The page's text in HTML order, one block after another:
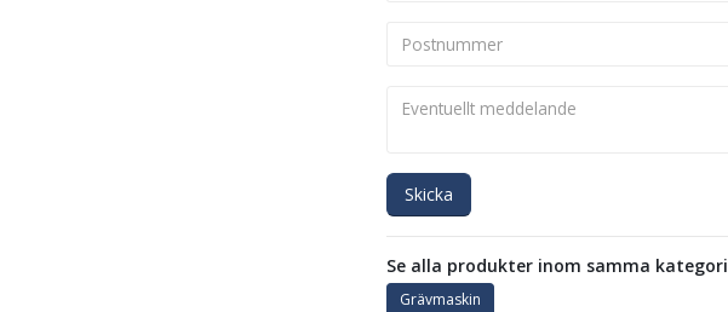
Skicka
Se alla produkter inom samma kategori
Grävmaskin